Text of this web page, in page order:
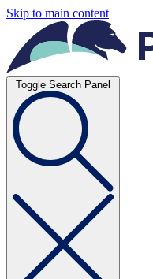
Skip to main content
Toggle Search Panel